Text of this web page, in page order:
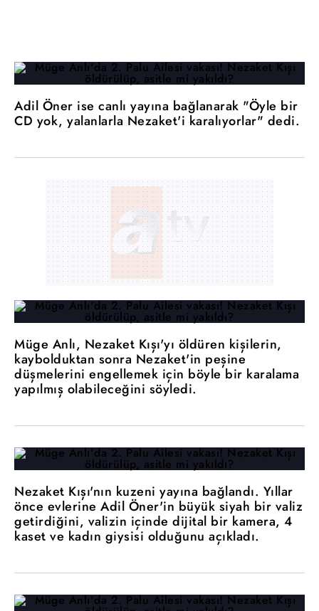
Adil Öner ise canlı yayına bağlanarak "Öyle bir
CD yok, yalanlarla Nezaket'i karalıyorlar" dedi.
Müge Anlı, Nezaket Kışı'yı öldüren kişilerin,
kaybolduktan sonra Nezaket'in peşine
düşmelerini engellemek için böyle bir karalama
yapılmış olabileceğini söyledi.
Nezaket Kışı'nın kuzeni yayına bağlandı. Yıllar
önce evlerine Adil Öner'in büyük siyah bir valiz
getirdiğini, valizin içinde dijital bir kamera, 4
kaset ve kadın giysisi olduğunu açıkladı.